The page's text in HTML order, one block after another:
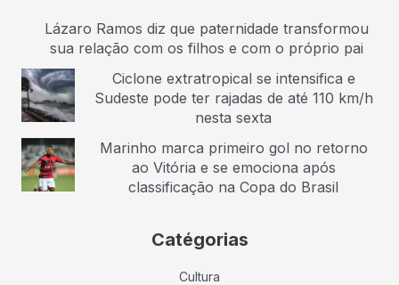
Lázaro Ramos diz que paternidade transformou
sua relação com os filhos e com o próprio pai
Ciclone extratropical se intensifica e
Sudeste pode ter rajadas de até 110 km/h
nesta sexta
Marinho marca primeiro gol no retorno
ao Vitória e se emociona após
classificação na Copa do Brasil
Catégorias
Cultura